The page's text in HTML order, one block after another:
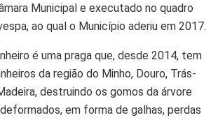
Municipal e executado no quadro
ao qual o Município aderiu em 2017.
é uma praga que, desde 2014, tem
da região do Minho, Douro, Trás-
destruindo os gomos da árvore
em forma de galhas, perdas